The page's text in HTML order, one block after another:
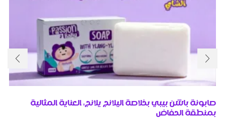
صابونة باشن بيبي بخلاصة اليلانج يلانج: العناية المثالية
بمنطقة الحفاض